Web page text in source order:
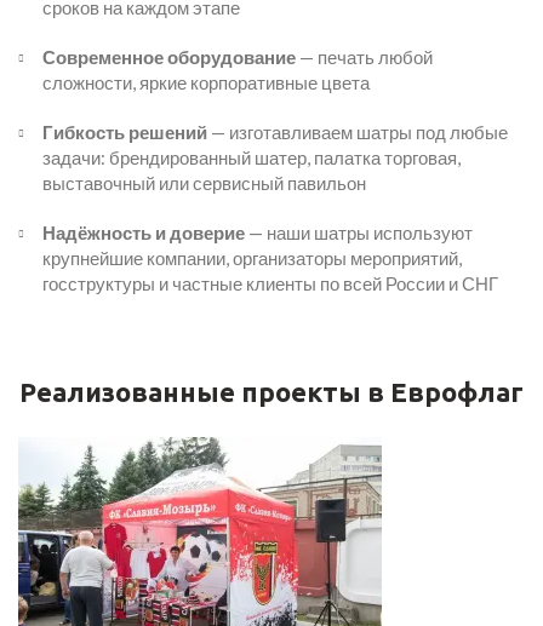
сроков на каждом этапе
Современное оборудование — печать любой
сложности, яркие корпоративные цвета
Гибкость решений — изготавливаем шатры под любые
задачи: брендированный шатер, палатка торговая,
выставочный или сервисный павильон
Надёжность и доверие — наши шатры используют
крупнейшие компании, организаторы мероприятий,
госструктуры и частные клиенты по всей России и СНГ
Реализованные проекты в Еврофлаг